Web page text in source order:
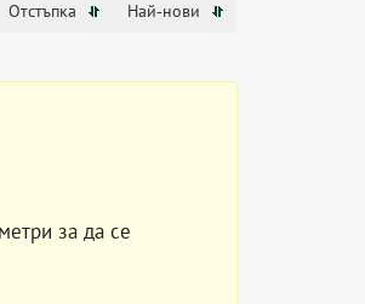
Отстъпка Най-нови
за да се